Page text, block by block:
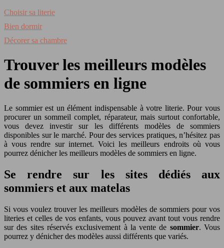
Choisir sa literie
Bien dormir
Décorer sa chambre
Trouver les meilleurs modèles
de sommiers en ligne
Le sommier est un élément indispensable à votre literie. Pour vous
procurer un sommeil complet, réparateur, mais surtout confortable,
vous devez investir sur les différents modèles de sommiers
disponibles sur le marché. Pour des services pratiques, n’hésitez pas
à vous rendre sur internet. Voici les meilleurs endroits où vous
pourrez dénicher les meilleurs modèles de sommiers en ligne.
Se rendre sur les sites dédiés aux
sommiers et aux matelas
Si vous voulez trouver les meilleurs modèles de sommiers pour vos
literies et celles de vos enfants, vous pouvez avant tout vous rendre
sur des sites réservés exclusivement à la vente de sommier. Vous
pourrez y dénicher des modèles aussi différents que variés.